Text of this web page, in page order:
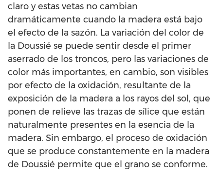
claro y estas vetas no cambian
dramáticamente cuando la madera está bajo
el efecto de la sazón. La variación del color de
la Doussié se puede sentir desde el primer
aserrado de los troncos, pero las variaciones de
color más importantes, en cambio, son visibles
por efecto de la oxidación, resultante de la
exposición de la madera a los rayos del sol, que
ponen de relieve las trazas de sílice que están
naturalmente presentes en la esencia de la
madera. Sin embargo, el proceso de oxidación
que se produce constantemente en la madera
de Doussié permite que el grano se conforme.